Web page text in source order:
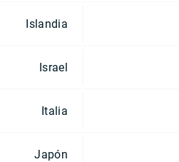
Islandia
Israel
Italia
Japón